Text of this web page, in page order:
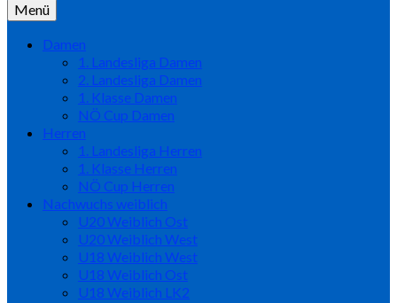
Menü
Damen
1. Landesliga Damen
2. Landesliga Damen
1. Klasse Damen
NÖ Cup Damen
Herren
1. Landesliga Herren
1. Klasse Herren
NÖ Cup Herren
Nachwuchs weiblich
U20 Weiblich Ost
U20 Weiblich West
U18 Weiblich West
U18 Weiblich Ost
U18 Weiblich LK2